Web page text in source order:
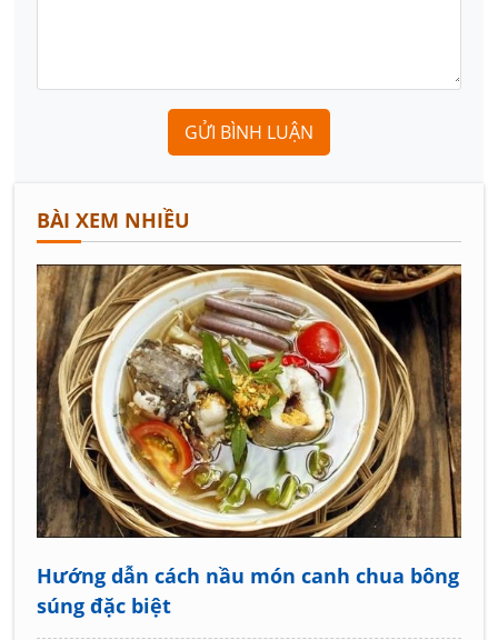
GỬI BÌNH LUẬN
BÀI XEM NHIỀU
Hướng dẫn cách nầu món canh chua bông
súng đặc biệt